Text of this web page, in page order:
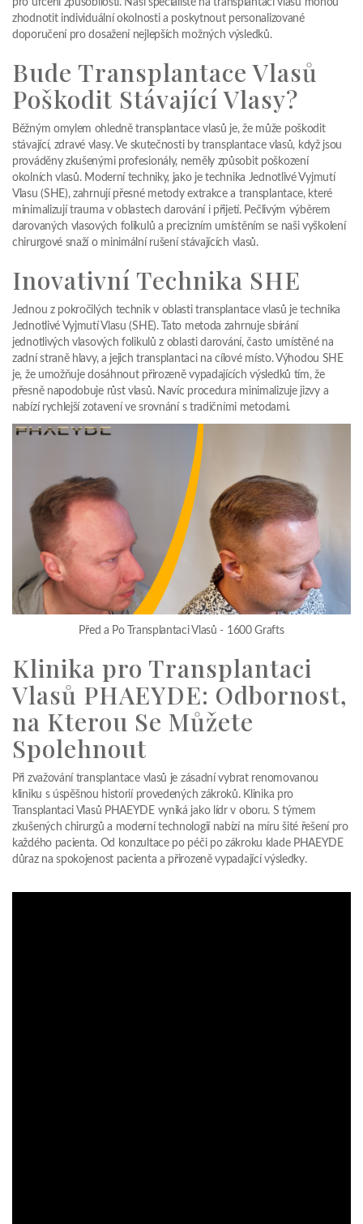
pro určení způsobilosti. Naši specialisté na transplantaci vlasů mohou
zhodnotit individuální okolnosti a poskytnout personalizované
doporučení pro dosažení nejlepších možných výsledků.
Bude Transplantace Vlasů
Poškodit Stávající Vlasy?
Běžným omylem ohledně transplantace vlasů je, že může poškodit
stávající, zdravé vlasy. Ve skutečnosti by transplantace vlasů, když jsou
prováděny zkušenými profesionály, neměly způsobit poškození
okolních vlasů. Moderní techniky, jako je technika Jednotlivé Vyjmutí
Vlasu (SHE), zahrnují přesné metody extrakce a transplantace, které
minimalizují trauma v oblastech darování i přijetí. Pečlivým výběrem
darovaných vlasových folikulů a precizním umístěním se naši vyškolení
chirurgové snaží o minimální rušení stávajících vlasů.
Inovativní Technika SHE
Jednou z pokročilých technik v oblasti transplantace vlasů je technika
Jednotlivé Vyjmutí Vlasu (SHE). Tato metoda zahrnuje sbírání
jednotlivých vlasových folikulů z oblasti darování, často umístěné na
zadní straně hlavy, a jejich transplantaci na cílové místo. Výhodou SHE
je, že umožňuje dosáhnout přirozeně vypadajících výsledků tím, že
přesně napodobuje růst vlasů. Navíc procedura minimalizuje jizvy a
nabízí rychlejší zotavení ve srovnání s tradičními metodami.
Před a Po Transplantaci Vlasů - 1600 Grafts
Klinika pro Transplantaci
Vlasů PHAEYDE: Odbornost,
na Kterou Se Můžete
Spolehnout
Při zvažování transplantace vlasů je zásadní vybrat renomovanou
kliniku s úspěšnou historií provedených zákroků. Klinika pro
Transplantaci Vlasů PHAEYDE vyniká jako lídr v oboru. S týmem
zkušených chirurgů a moderní technologií nabízí na míru šité řešení pro
každého pacienta. Od konzultace po péči po zákroku klade PHAEYDE
důraz na spokojenost pacienta a přirozeně vypadající výsledky.